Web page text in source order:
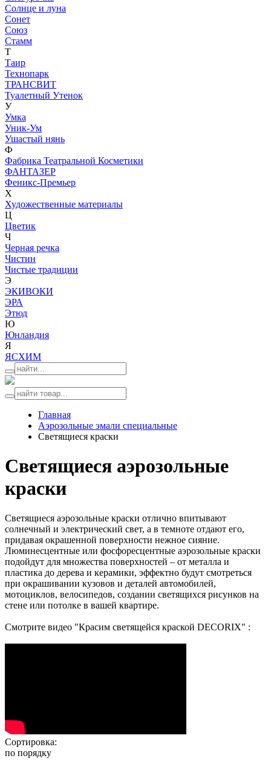
Солнце и луна
Сонет
Союз
Стамм
Т
Таир
Технопарк
ТРАНСВИТ
Туалетный Утенок
У
Умка
Уник-Ум
Ушастый нянь
Ф
Фабрика Театральной Косметики
ФАНТАЗЕР
Феникс-Премьер
Х
Художественные материалы
Ц
Цветик
Ч
Черная речка
Чистин
Чистые традиции
Э
ЭКИВОКИ
ЭРА
Этюд
Ю
Юнландия
Я
ЯСХИМ
Главная
Аэрозольные эмали специальные
Светящиеся краски
Светящиеся аэрозольные
краски
Светящиеся аэрозольные краски отлично впитывают
солнечный и электрический свет, а в темноте отдают его,
придавая окрашенной поверхности нежное сияние.
Люминесцентные или фосфоресцентные аэрозольные краски
подойдут для множества поверхностей – от металла и
пластика до дерева и керамики, эффектно будут смотреться
при окрашивании кузовов и деталей автомобилей,
мотоциклов, велосипедов, создании светящихся рисунков на
стене или потолке в вашей квартире.
Смотрите видео "Красим светящейся краской DECORIX" :
Сортировка:
по порядку